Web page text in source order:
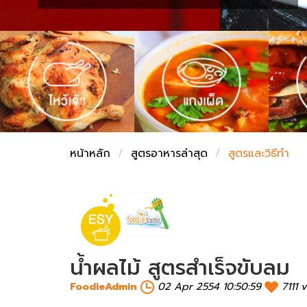
ชั่งตวงเนย
หน้าหลัก สูตรอาหารล่าสุด สูตรและวิธีทำ
น้ำผลไม้ สูตรสำเร็จขับลม
FoodieAdmin 02 Apr 2554 10:50:59 7111